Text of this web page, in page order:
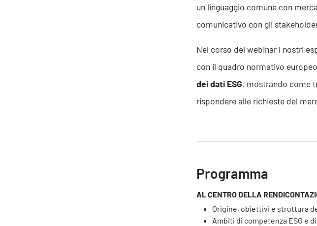
About Resolve
un linguaggio comune con
comunicativo con gli
Nel corso del webinar i nostri
con il quadro normativo
dei dati ESG, mostrando come
rispondere alle richieste del
Programma
AL CENTRO DELLA
Origine, obiettivi e struttura
Ambiti di competenza ESG e